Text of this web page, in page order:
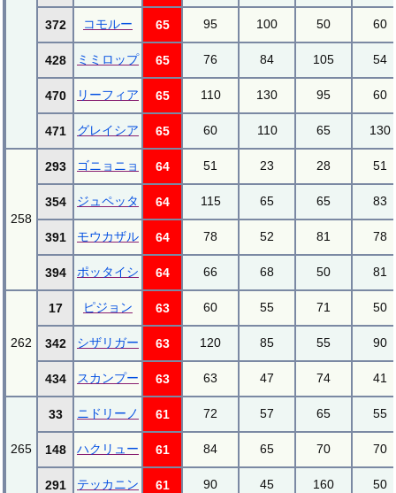
372 コモルー 65 95 100 50 60
428 ミミロップ 65 76 84 105 54
470 リーフィア 65 110 130 95 60
471 グレイシア 65 60 110 65 130
258
293 ゴニョニョ 64 51 23 28 51
354 ジュペッタ 64 115 65 65 83
391 モウカザル 64 78 52 81 78
394 ポッタイシ 64 66 68 50 81
262
17 ピジョン 63 60 55 71 50
342 シザリガー 63 120 85 55 90
434 スカンプー 63 63 47 74 41
265
33 ニドリーノ 61 72 57 65 55
148 ハクリュー 61 84 65 70 70
291 テッカニン 61 90 45 160 50